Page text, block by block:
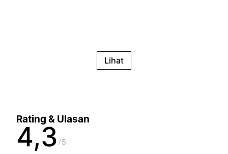
Lihat
Rating & Ulasan
4,3 5